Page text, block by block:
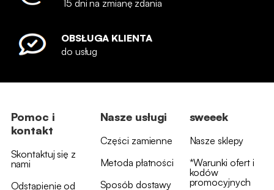
15 dni na zmianę zdania
OBSŁUGA KLIENTA
do usług
Pomoc i
kontakt
Skontaktuj się z
nami
Odstąpienie od
Nasze usługi
Części zamienne
Metoda płatności
Sposób dostawy
sweeek
Nasze sklepy
*Warunki ofert i
kodów
promocyjnych